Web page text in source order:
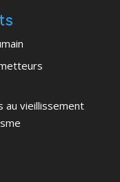
au vieillissement